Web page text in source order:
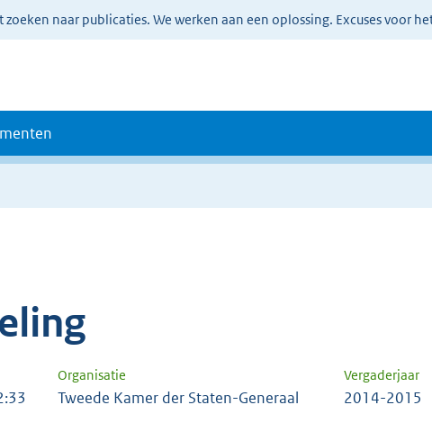
naar publicaties. We werken aan een oplossing. Excuses voor
Organisatie Vergaderjaar
Tweede Kamer der Staten-Generaal 2014-2015